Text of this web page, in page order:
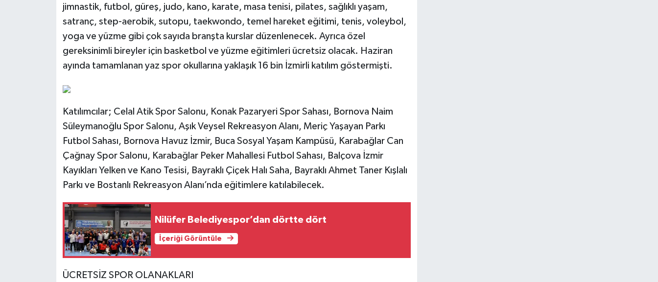
jimnastik, futbol, güreş, judo, kano, karate, masa tenisi, pilates, sağlıklı yaşam,
satranç, step-aerobik, sutopu, taekwondo, temel hareket eğitimi, tenis, voleybol,
yoga ve yüzme gibi çok sayıda branşta kurslar düzenlenecek. Ayrıca özel
gereksinimli bireyler için basketbol ve yüzme eğitimleri ücretsiz olacak. Haziran
ayında tamamlanan yaz spor okullarına yaklaşık 16 bin İzmirli katılım göstermişti.
Katılımcılar; Celal Atik Spor Salonu, Konak Pazaryeri Spor Sahası, Bornova Naim
Süleymanoğlu Spor Salonu, Aşık Veysel Rekreasyon Alanı, Meriç Yaşayan Parkı
Futbol Sahası, Bornova Havuz İzmir, Buca Sosyal Yaşam Kampüsü, Karabağlar Can
Çağnay Spor Salonu, Karabağlar Peker Mahallesi Futbol Sahası, Balçova İzmir
Kayıkları Yelken ve Kano Tesisi, Bayraklı Çiçek Halı Saha, Bayraklı Ahmet Taner Kışlalı
Parkı ve Bostanlı Rekreasyon Alanı’nda eğitimlere katılabilecek.
Nilüfer Belediyespor’dan dörtte dört
İçeriği Görüntüle
ÜCRETSİZ SPOR OLANAKLARI